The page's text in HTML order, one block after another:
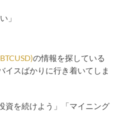
」
の情報を探している
イスばかりに行き着いてしま
資を続けよう」「マイニング